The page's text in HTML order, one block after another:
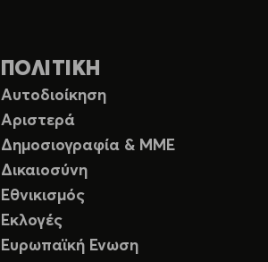
ΠΟΛΙΤΙΚΗ
Αυτοδιοίκηση
Αριστερά
Δημοσιογραφία & ΜΜΕ
Δικαιοσύνη
Εθνικισμός
Εκλογές
Ευρωπαϊκή Ενωση